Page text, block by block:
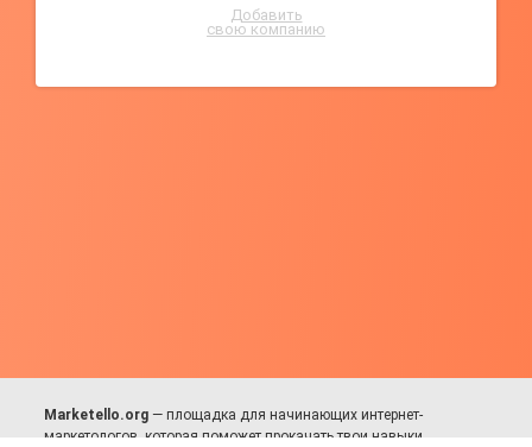
Добавить
свою компанию
Marketello.org — площадка для начинающих интернет-
маркетологов, которая поможет прокачать твои навыки.